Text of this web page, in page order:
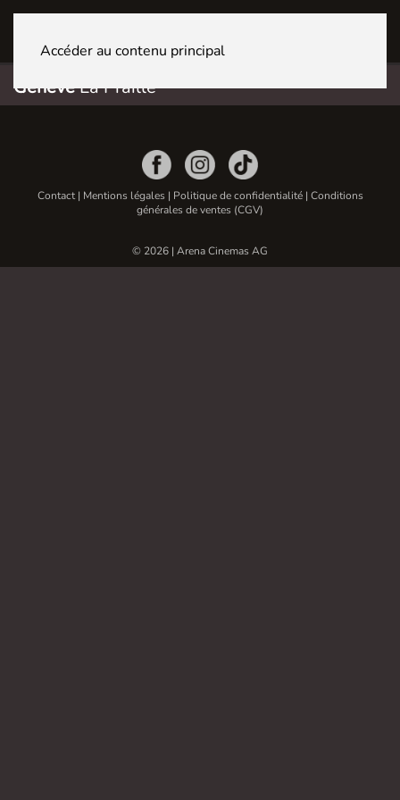
Accéder au contenu principal
GenèveLa Praille
Contact| Mentions légales| Politique de confidentialité| Conditions
générales de ventes (CGV)
© 2026 | Arena Cinemas AG